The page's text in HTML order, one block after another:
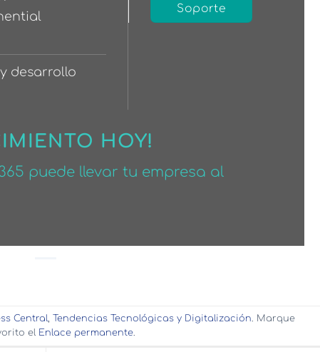
desarrollo
Soporte
HOY!
puede llevar tu empresa al
Central,Tendencias Tecnológicas y Digitalización. Marque
el Enlace permanente.